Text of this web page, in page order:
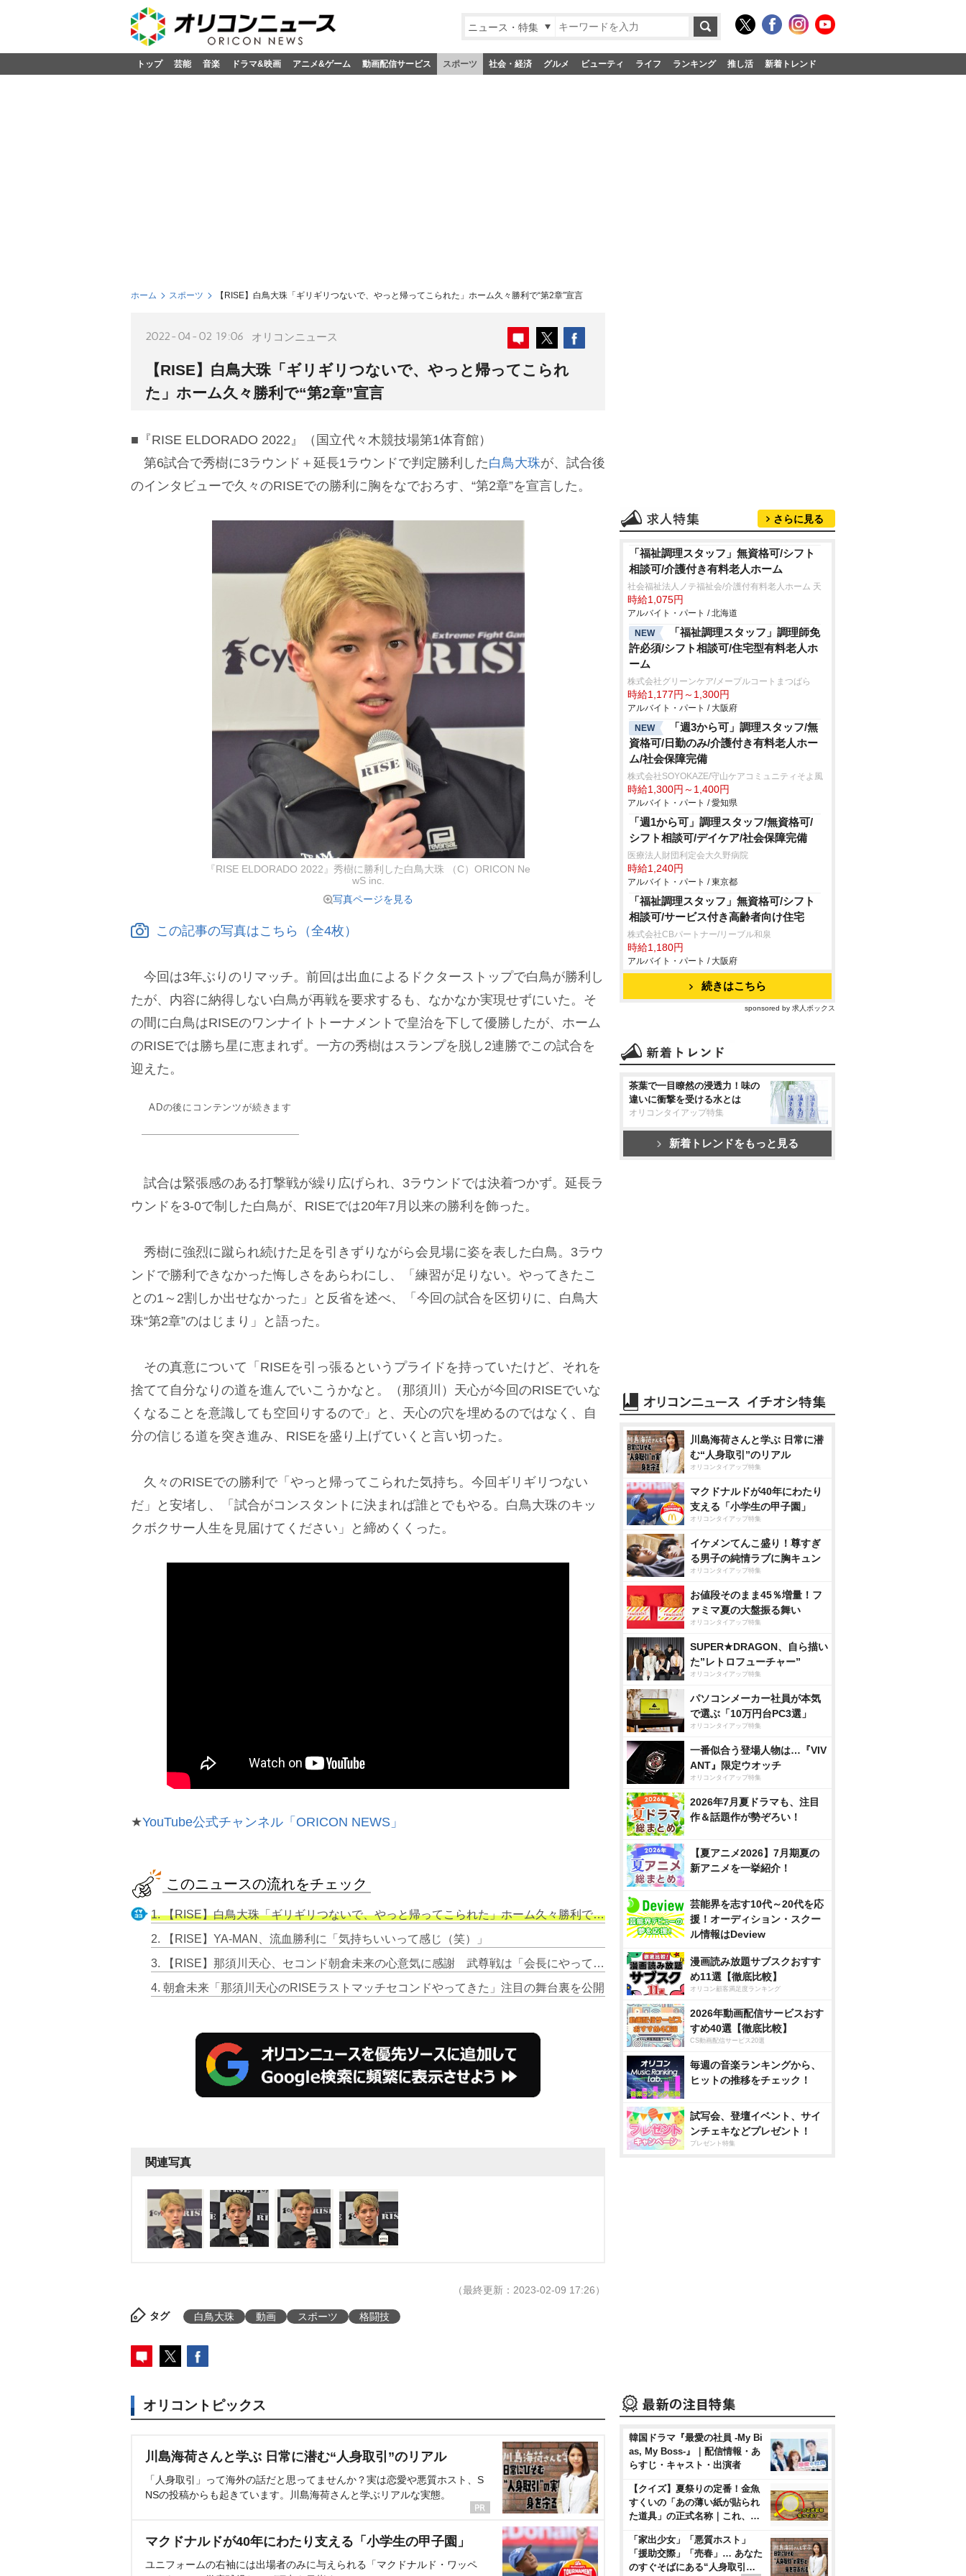
ニュース・特集
トップ 芸能 音楽 ドラマ&映画 アニメ&ゲーム 動画配信サービス スポーツ 社会・経済 グルメ ビューティ ライフ ランキング 推し活 新着トレンド
ホーム スポーツ 【RISE】白鳥大珠「ギリギリつないで、やっと帰ってこられた」ホーム久々勝利で“第2章”宣言
2022-04-02 19:06 オリコンニュース
【RISE】白鳥大珠「ギリギリつないで、やっと帰ってこられ
た」ホーム久々勝利で“第2章”宣言
■『RISE ELDORADO 2022』（国立代々木競技場第1体育館）
第6試合で秀樹に3ラウンド＋延長1ラウンドで判定勝利した白鳥大珠が、試合後
のインタビューで久々のRISEでの勝利に胸をなでおろす、“第2章”を宣言した。
『RISE ELDORADO 2022』秀樹に勝利した白鳥大珠 （C）ORICON Ne
wS inc.
写真ページを見る
この記事の写真はこちら（全4枚）
今回は3年ぶりのリマッチ。前回は出血によるドクターストップで白鳥が勝利し
たが、内容に納得しない白鳥が再戦を要求するも、なかなか実現せずにいた。そ
の間に白鳥はRISEのワンナイトトーナメントで皇治を下して優勝したが、ホーム
のRISEでは勝ち星に恵まれず。一方の秀樹はスランプを脱し2連勝でこの試合を
迎えた。
ADの後にコンテンツが続きます
試合は緊張感のある打撃戦が繰り広げられ、3ラウンドでは決着つかず。延長ラ
ウンドを3-0で制した白鳥が、RISEでは20年7月以来の勝利を飾った。
秀樹に強烈に蹴られ続けた足を引きずりながら会見場に姿を表した白鳥。3ラウ
ンドで勝利できなかった悔しさをあらわにし、「練習が足りない。やってきたこ
との1～2割しか出せなかった」と反省を述べ、「今回の試合を区切りに、白鳥大
珠“第2章”のはじまり」と語った。
その真意について「RISEを引っ張るというプライドを持っていたけど、それを
捨てて自分なりの道を進んでいこうかなと。（那須川）天心が今回のRISEでいな
くなることを意識しても空回りするので」と、天心の穴を埋めるのではなく、自
分の信じる道を突き進み、RISEを盛り上げていくと言い切った。
久々のRISEでの勝利で「やっと帰ってこられた気持ち。今回ギリギリつない
だ」と安堵し、「試合がコンスタントに決まれば誰とでもやる。白鳥大珠のキッ
クボクサー人生を見届けてください」と締めくくった。
★YouTube公式チャンネル「ORICON NEWS」
このニュースの流れをチェック
1. 【RISE】白鳥大珠「ギリギリつないで、やっと帰ってこられた」ホーム久々勝利で“第2章”宣言
2. 【RISE】YA-MAN、流血勝利に「気持ちいいって感じ（笑）」
3. 【RISE】那須川天心、セコンド朝倉未来の心意気に感謝 武尊戦は「会長にやってもらいます」
4. 朝倉未来「那須川天心のRISEラストマッチセコンドやってきた」注目の舞台裏を公開
関連写真
（最終更新：2023-02-09 17:26）
タグ 白鳥大珠 動画 スポーツ 格闘技
オリコントピックス
川島海荷さんと学ぶ 日常に潜む“人身取引”のリアル
「人身取引」って海外の話だと思ってませんか？実は恋愛や悪質ホスト、S
NSの投稿からも起きています。川島海荷さんと学ぶリアルな実態。
マクドナルドが40年にわたり支える「小学生の甲子園」
ユニフォームの右袖には出場者のみに与えられる「マクドナルド・ワッペ
さらに見る
「福祉調理スタッフ」無資格可/シフト
相談可/介護付き有料老人ホーム
社会福祉法人ノテ福祉会/介護付有料老人ホーム 天
時給1,075円
アルバイト・パート / 北海道
NEW
「福祉調理スタッフ」調理師免
許必須/シフト相談可/住宅型有料老人ホ
ーム
株式会社グリーンケア/メープルコートまつばら
時給1,177円～1,300円
アルバイト・パート / 大阪府
NEW
「週3から可」調理スタッフ/無
資格可/日勤のみ/介護付き有料老人ホー
ム/社会保障完備
株式会社SOYOKAZE/守山ケアコミュニティそよ風
時給1,300円～1,400円
アルバイト・パート / 愛知県
「週1から可」調理スタッフ/無資格可/
シフト相談可/デイケア/社会保障完備
医療法人財団利定会大久野病院
時給1,240円
アルバイト・パート / 東京都
「福祉調理スタッフ」無資格可/シフト
相談可/サービス付き高齢者向け住宅
株式会社CBパートナー/リーブル和泉
時給1,180円
アルバイト・パート / 大阪府
続きはこちら
sponsored by 求人ボックス
茶葉で一目瞭然の浸透力！味の
違いに衝撃を受ける水とは
オリコンタイアップ特集
新着トレンドをもっと見る
川島海荷さんと学ぶ 日常に潜
む“人身取引”のリアル
オリコンタイアップ特集
マクドナルドが40年にわたり
支える「小学生の甲子園」
オリコンタイアップ特集
イケメンてんこ盛り！尊すぎ
る男子の純情ラブに胸キュン
オリコンタイアップ特集
お値段そのまま45％増量！フ
ァミマ夏の大盤振る舞い
オリコンタイアップ特集
SUPER★DRAGON、自ら描い
た”レトロフューチャー”
オリコンタイアップ特集
パソコンメーカー社員が本気
で選ぶ「10万円台PC3選」
オリコンタイアップ特集
一番似合う登場人物は…『VIV
ANT』限定ウオッチ
オリコンタイアップ特集
2026年7月夏ドラマも、注目
作＆話題作が勢ぞろい！
【夏アニメ2026】7月期夏の
新アニメを一挙紹介！
芸能界を志す10代～20代を応
援！オーディション・スクー
ル情報はDeview
漫画読み放題サブスクおすす
め11選【徹底比較】
オリコン顧客満足度ランキング
2026年動画配信サービスおす
すめ40選【徹底比較】
CS動画配信サービス20選
毎週の音楽ランキングから、
ヒットの推移をチェック！
試写会、登壇イベント、サイ
ンチェキなどプレゼント！
プレゼント特集
韓国ドラマ『最愛の社員 -My Bi
as, My Boss-』｜配信情報・あ
らすじ・キャスト・出演者
【クイズ】夏祭りの定番！金魚
すくいの「あの薄い紙が貼られ
た道具」の正式名称｜これ、…
「家出少女」「悪質ホスト」
「援助交際」「売春」… あなた
のすぐそばにある“人身取引…